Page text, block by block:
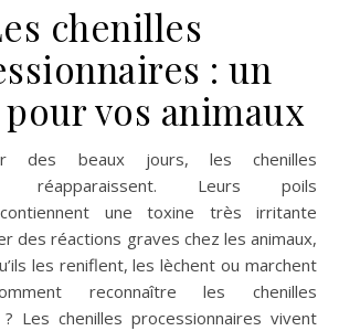
chenilles
: un
vos animaux
réapparaissent. Leurs poils
contiennent une toxine très irritante
des réactions graves chez les animaux,
les reniflent, les lèchent ou marchent
reconnaître les chenilles
Les chenilles processionnaires vivent